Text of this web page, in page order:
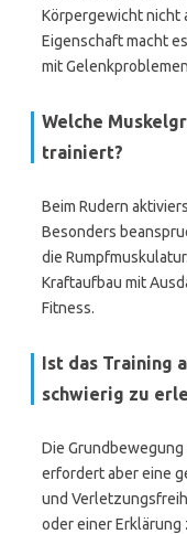
Körpergewicht nicht
Eigenschaft macht
mit
Welche
trainiert?
Beim Rudern
Besonders
die
Kraftaufbau mit
Fitness.
Ist das Training
schwierig zu
Die
erfordert aber eine
und
oder einer Erklärung